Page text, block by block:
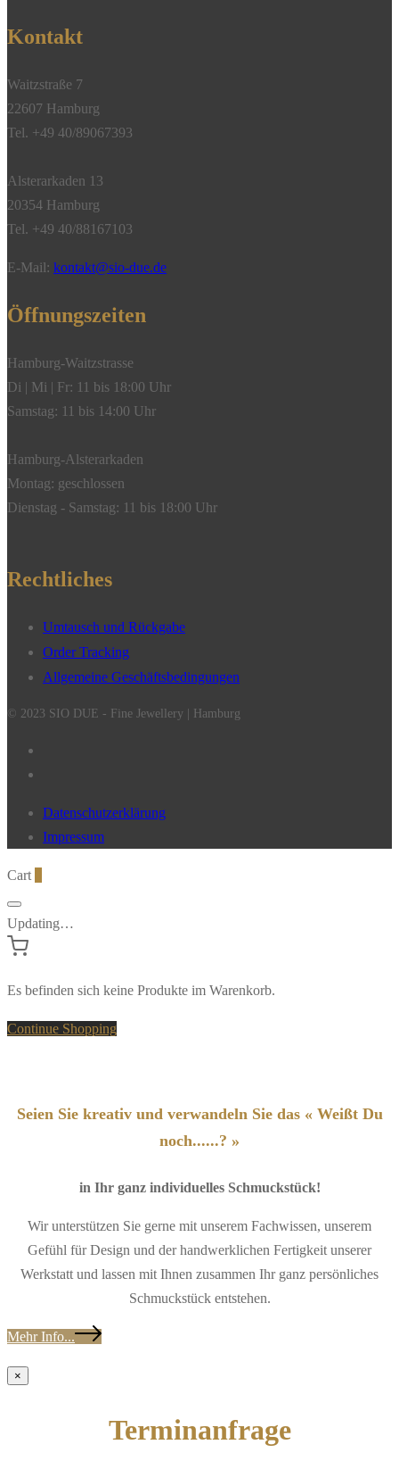
Kontakt
Waitzstraße 7
22607 Hamburg
Tel. +49 40/89067393
Alsterarkaden 13
20354 Hamburg
Tel. +49 40/88167103
E-Mail: kontakt@sio-due.de
Öffnungszeiten
Hamburg-Waitzstrasse
Di | Mi | Fr: 11 bis 18:00 Uhr
Samstag: 11 bis 14:00 Uhr
Hamburg-Alsterarkaden
Montag: geschlossen
Dienstag - Samstag: 11 bis 18:00 Uhr
Rechtliches
Umtausch und Rückgabe
Order Tracking
Allgemeine Geschäftsbedingungen
© 2023 SIO DUE - Fine Jewellery | Hamburg
Datenschutzerklärung
Impressum
Cart
Updating…
Es befinden sich keine Produkte im Warenkorb.
Continue Shopping
Seien Sie kreativ und verwandeln Sie das « Weißt Du
noch......? »
in Ihr ganz individuelles Schmuckstück!
Wir unterstützen Sie gerne mit unserem Fachwissen, unserem
Gefühl für Design und der handwerklichen Fertigkeit unserer
Werkstatt und lassen mit Ihnen zusammen Ihr ganz persönliches
Schmuckstück entstehen.
Mehr Info...
×
Terminanfrage